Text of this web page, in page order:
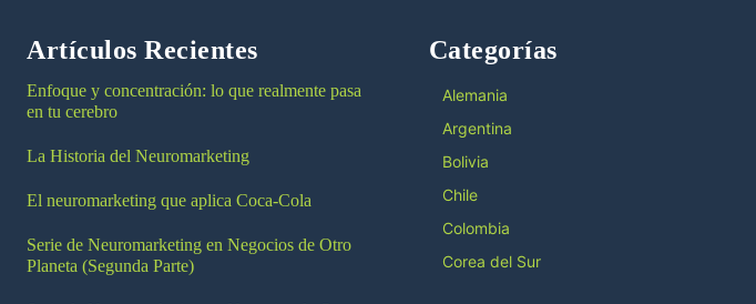
Artículos Recientes
Enfoque y concentración: lo que realmente pasa
en tu cerebro
La Historia del Neuromarketing
El neuromarketing que aplica Coca-Cola
Serie de Neuromarketing en Negocios de Otro
Planeta (Segunda Parte)
Categorías
Alemania
Argentina
Bolivia
Chile
Colombia
Corea del Sur